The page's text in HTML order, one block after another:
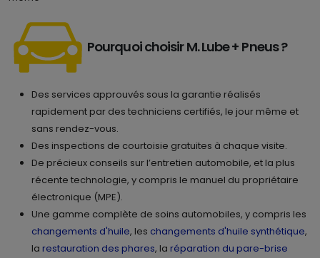
Pourquoi choisir M. Lube + Pneus ?
Des services approuvés sous la garantie réalisés
rapidement par des techniciens certifiés, le jour même et
sans rendez-vous.
Des inspections de courtoisie gratuites à chaque visite.
De précieux conseils sur l’entretien automobile, et la plus
récente technologie, y compris le manuel du propriétaire
électronique (MPE).
Une gamme complète de soins automobiles, y compris les
changements d'huile, les changements d'huile synthétique,
la restauration des phares, la réparation du pare-brise